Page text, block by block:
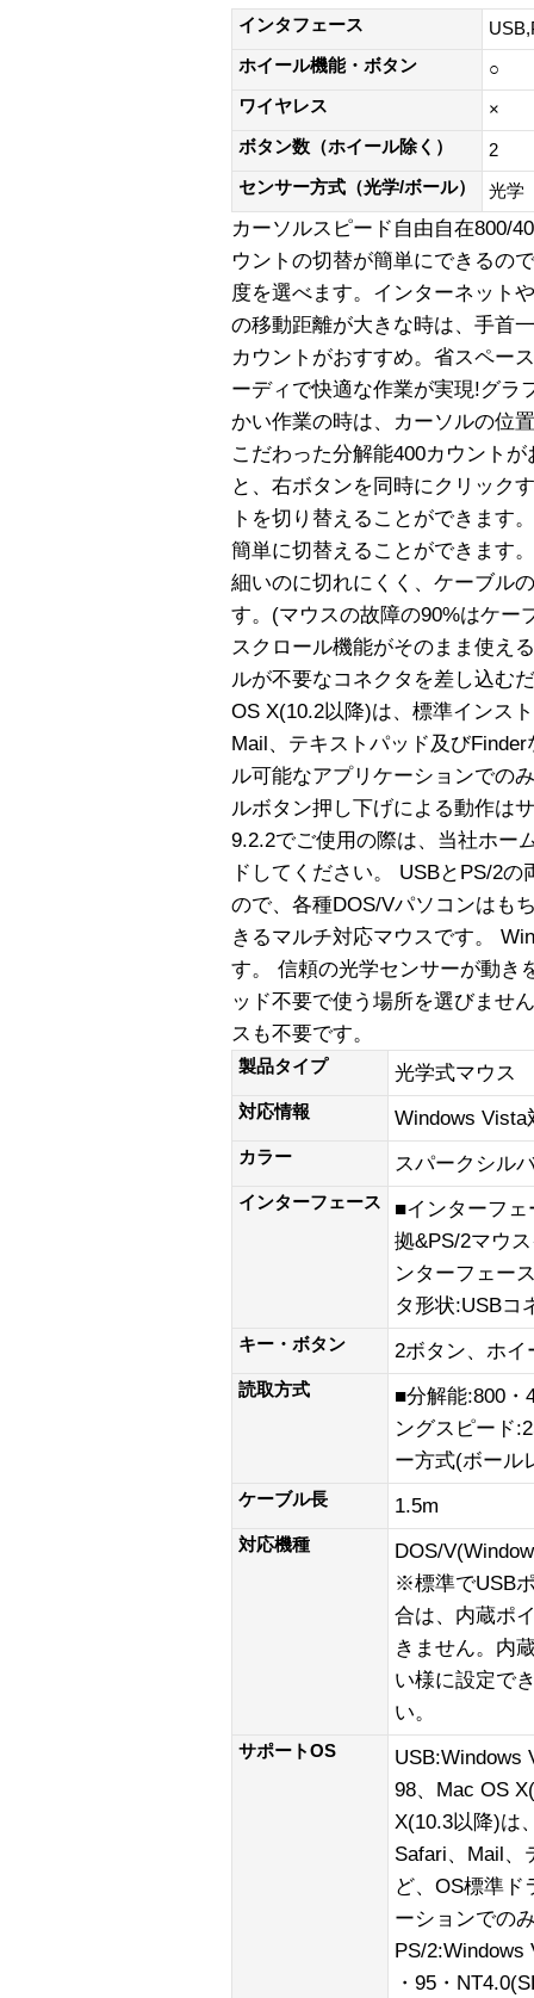
インタフェース
ホイール機能・ボタン
○
ワイヤレス
×
ボタン数（ホイール除く）
2
センサー方式（光学/ボール）
光学
カーソルスピード自由自在800/
ウントの切替が簡単にできるの
度を選べます。インターネット
の移動距離が大きな時は、手首
カウントがおすすめ。省スペー
ーディで快適な作業が実現!グラ
かい作業の時は、カーソルの位
こだわった分解能400カウント
と、右ボタンを同時にクリック
トを切り替えることができます
簡単に切替えることができます
細いのに切れにくく、ケーブル
す。(マウスの故障の90%はケ
スクロール機能がそのまま使え
ルが不要なコネクタを差し込む
OS X(10.2以降)は、標準インス
Mail、テキストパッド及び
ル可能なアプリケーションでの
ルボタン押し下げによる動作は
9.2.2でご使用の際は、当社ホー
ドしてください。 USBとPS/2
ので、各種DOS/Vパソコンはも
きるマルチ対応マウスです。
す。 信頼の光学センサーが動き
ッド不要で使う場所を選びませ
スも不要です。
製品タイプ 光学式マウス
対応情報 Windows Vista
カラー スパークシル
インターフェース
■インターフ
拠&PS/2マウ
ンターフェー
タ形状:USBコ
キー・ボタン 2ボタン、ホ
読取方式
■分解能:800・
ングスピード
ー方式(ボール
ケーブル長 1.5m
対応機種
DOS/
※標準でUSB
合は、内蔵ポ
きません。内
い様に設定で
い。
サポートOS
USB:Windows
98、Mac OS
X(10.3以降)は
Safari、Mail、
ど、OS標準ド
ーションでの
PS/2:Windows
・95・